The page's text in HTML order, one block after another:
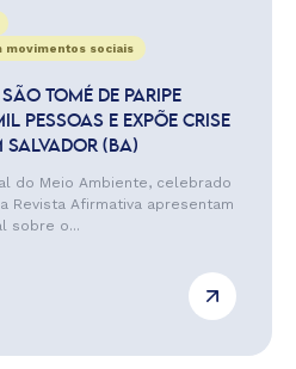
movimentos sociais
TOMÉ DE PARIPE
PESSOAS E EXPÕE CRISE
SALVADOR (BA)
do Meio Ambiente, celebrado
Revista Afirmativa apresentam
sobre o...